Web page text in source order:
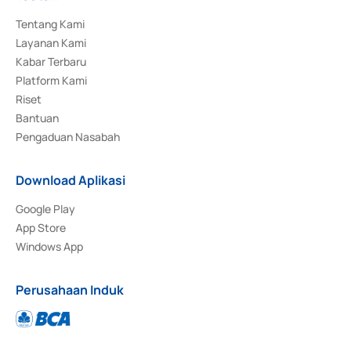
Tentang Kami
Layanan Kami
Kabar Terbaru
Platform Kami
Riset
Bantuan
Pengaduan Nasabah
Download Aplikasi
Google Play
App Store
Windows App
Perusahaan Induk